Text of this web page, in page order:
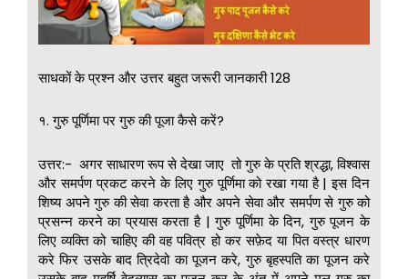
साधकों के प्रश्न और उत्तर बहुत जरूरी जानकारी 128
१. गुरु पूर्णिमा पर गुरु की पूजा कैसे करें?
उत्तर:- अगर साधारण रूप से देखा जाए तो गुरु के प्रति श्रद्धा, विश्वास
और समर्पण प्रकट करने के लिए गुरु पूर्णिमा को रखा गया है | इस दिन
शिष्य अपने गुरु की सेवा करता है और अपने सेवा और समर्पण से गुरु को
प्रसन्न करने का प्रयास करता है | गुरु पूर्णिमा के दिन, गुरु पूजन के
लिए व्यक्ति को चाहिए की वह पवित्र हो कर सफ़ेद या पित वस्त्र धारण
करे फिर उसके बाद त्रिदेवो का पूजन करे, गुरु बृहस्पति का पूजन करे